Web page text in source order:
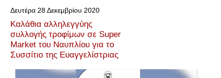
Δευτέρα 28 Δεκεμβρίου 2020
Καλάθια αλληλεγγύης
συλλογής τροφίμων σε Super
Market του Ναυπλίου για το
Συσσίτιο της Ευαγγελίστριας